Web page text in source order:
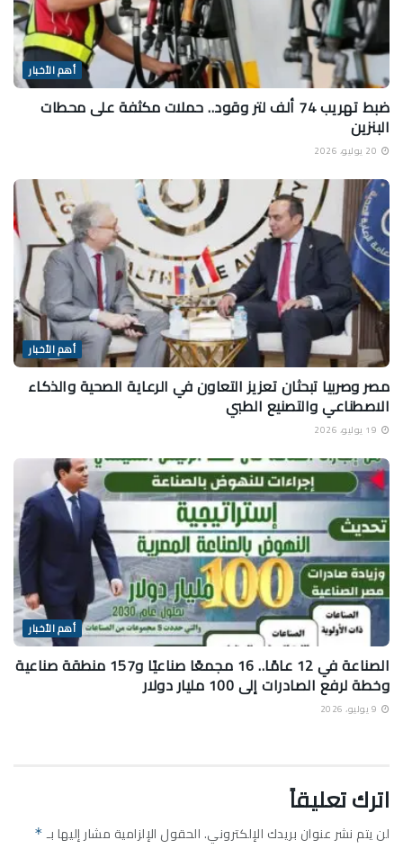
أهم الأخبار
ضبط تهريب 74 ألف لتر وقود.. حملات مكثفة على محطات
البنزين
أهم الأخبار
مصر وصربيا تبحثان تعزيز التعاون في الرعاية الصحية والذكاء
الاصطناعي والتصنيع الطبي
أهم الأخبار
الصناعة في 12 عامًا.. 16 مجمعًا صناعيًا و157 منطقة صناعية
وخطة لرفع الصادرات إلى 100 مليار دولار
اترك تعليقاً
لن يتم نشر عنوان بريدك الإلكتروني.الحقول الإلزامية مشار إليها بـ *